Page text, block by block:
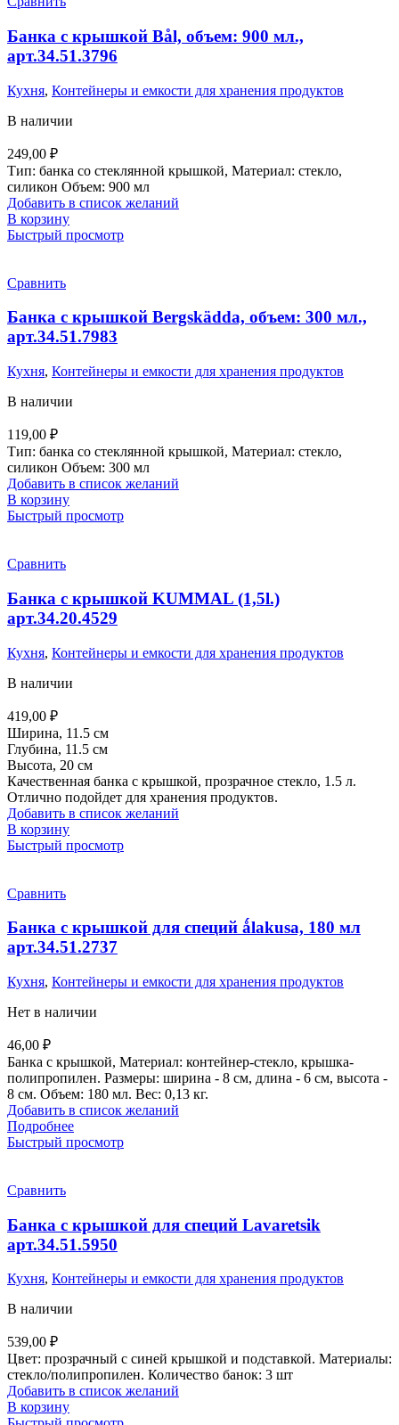
Банка с крышкой Bål, объем: 900 мл.,
арт.34.51.3796
Кухня, Контейнеры и емкости для хранения продуктов
В наличии
249,00 ₽
Тип: банка со стеклянной крышкой, Материал: стекло,
силикон Объем: 900 мл
Добавить в список желаний
В корзину
Быстрый просмотр
Сравнить
Банка с крышкой Bergskädda, объем: 300 мл.,
арт.34.51.7983
Кухня, Контейнеры и емкости для хранения продуктов
В наличии
119,00 ₽
Тип: банка со стеклянной крышкой, Материал: стекло,
силикон Объем: 300 мл
Добавить в список желаний
В корзину
Быстрый просмотр
Сравнить
Банка с крышкой KUMMAL (1,5l.)
арт.34.20.4529
Кухня, Контейнеры и емкости для хранения продуктов
В наличии
419,00 ₽
Ширина, 11.5 см
Глубина, 11.5 см
Высота, 20 см
Качественная банка с крышкой, прозрачное стекло, 1.5 л.
Отлично подойдет для хранения продуктов.
Добавить в список желаний
В корзину
Быстрый просмотр
Сравнить
Банка с крышкой для специй ǻlakusa, 180 мл
арт.34.51.2737
Кухня, Контейнеры и емкости для хранения продуктов
Нет в наличии
46,00 ₽
Банка с крышкой, Материал: контейнер-стекло, крышка-
полипропилен. Размеры: ширина - 8 см, длина - 6 см, высота -
8 см. Объем: 180 мл. Вес: 0,13 кг.
Добавить в список желаний
Подробнее
Быстрый просмотр
Сравнить
Банка с крышкой для специй Lavaretsik
арт.34.51.5950
Кухня, Контейнеры и емкости для хранения продуктов
В наличии
539,00 ₽
Цвет: прозрачный с синей крышкой и подставкой. Материалы:
стекло/полипропилен. Количество банок: 3 шт
Добавить в список желаний
В корзину